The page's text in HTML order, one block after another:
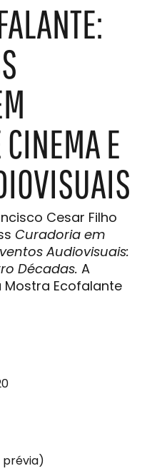
E
Cesar Filho
Curadoria em
Audiovisuais:
Décadas. A
Ecofalante
prévia)